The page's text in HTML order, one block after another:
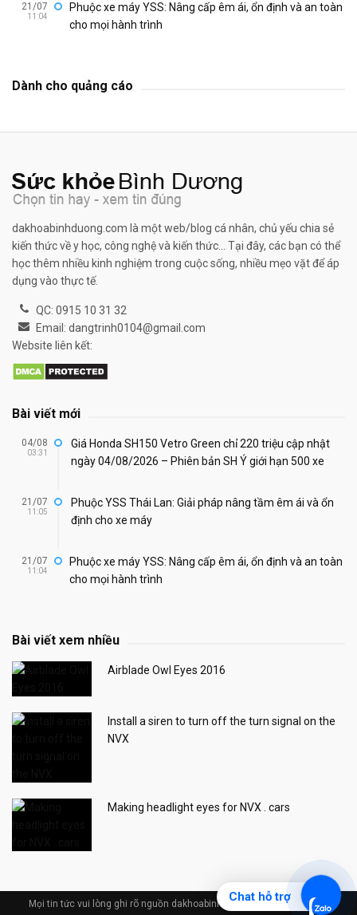
21/07
11:04
Phuộc xe máy YSS: Nâng cấp êm ái, ổn định và an toàn
cho mọi hành trình
Dành cho quảng cáo
dakhoabinhduong.com là một web/blog cá nhân, chủ yếu chia sẻ
kiến thức về y học, công nghệ và kiến thức... Tại đây, các bạn có thể
học thêm nhiều kinh nghiệm trong cuộc sống, nhiều mẹo vặt để áp
dụng vào thực tế.
QC: 0915 10 31 32
Email: dangtrinh0104@gmail.com
Website liên kết:
Bài viết mới
04/08
03:31
Giá Honda SH150 Vetro Green chỉ 220 triệu cập nhật
ngày 04/08/2026 – Phiên bản SH Ý giới hạn 500 xe
21/07
11:05
Phuộc YSS Thái Lan: Giải pháp nâng tầm êm ái và ổn
định cho xe máy
21/07
11:04
Phuộc xe máy YSS: Nâng cấp êm ái, ổn định và an toàn
cho mọi hành trình
Bài viết xem nhiều
Airblade Owl Eyes 2016
Install a siren to turn off the turn signal on the
NVX
Making headlight eyes for NVX . cars
Mọi tin tức vui lòng ghi rõ nguồn dakhoabinhduong.com © Design by
Chat hỗ trợ